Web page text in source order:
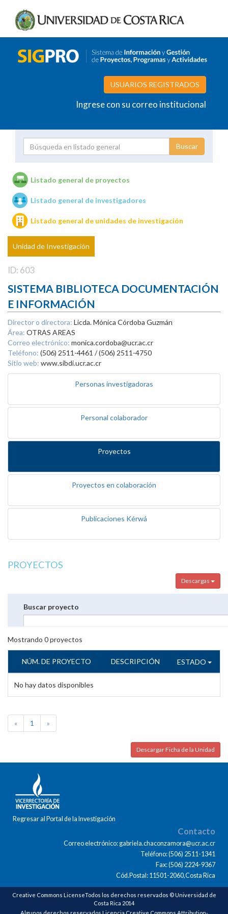
USUARIOS REGISTRADOS
Ingrese con su correo institucional
Unidades de investigación
Listado general de proyectos
Listado general de investigadores
Listado general de unidades de investigación
Unidad de Investigación
ID: 603
SISTEMA BIBLIOTECA DOCUMENTACIÓN
E INFORMACIÓN
Director o directora: Licda. Mónica Córdoba Guzmán
Área: OTRAS AREAS
Correo electrónico: monica.cordoba@ucr.ac.cr
Teléfono: (506) 2511-4461 / (506) 2511-4750
Sitio web: www.sibdi.ucr.ac.cr
Personas investigadoras
Personal colaborador
Proyectos
Proyectos en colaboración
Publicaciones Kérwá
PROYECTOS
Descargas
Buscar proyecto
Mostrando 0proyectos
NÚM. DE PROYECTO DESCRIPCIÓN ESTADO
No hay datos disponibles
« 1 »
Descargar Ficha de la Unidad
Regresar al Portal de la Investigación
Contacto
Correo electrónico: gabriela.chaconzamora@ucr.ac.cr
Teléfono: (506) 2511-1341
Fax: (506) 2224-9367
Cód.Postal: 11501-2060,Costa Rica
Creative Commons LicenseTodos los derechos reservados © Universidad de
Costa Rica 2014